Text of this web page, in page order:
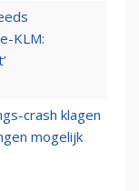
KLM:
crash klagen
mogelijk